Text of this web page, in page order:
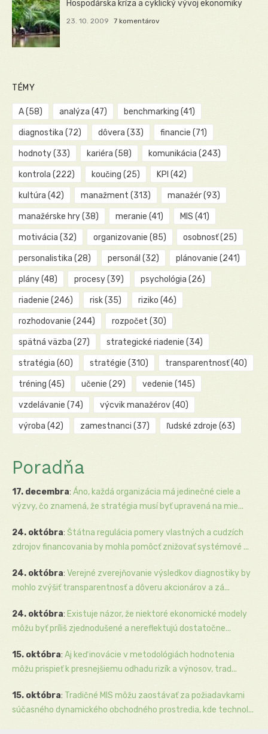
Hospodárska kríza a cyklický vývoj ekonomiky
23. 10. 2009 7 komentárov
TÉMY
A(58) analýza (47) benchmarking (41)
diagnostika (72) dôvera (33) financie (71)
hodnoty(33) kariéra (58) komunikácia (243)
kontrola (222) koučing (25) KPI (42)
kultúra (42) manažment (313) manažér(93)
manažérske hry(38) meranie (41) MIS (41)
motivácia (32) organizovanie (85) osobnosť(25)
personalistika (28) personál (32) plánovanie (241)
plány(48) procesy(39) psychológia (26)
riadenie (246) risk(35) riziko (46)
rozhodovanie (244) rozpočet (30)
spätná väzba (27) strategické riadenie (34)
stratégia (60) stratégie (310) transparentnosť(40)
tréning (45) učenie (29) vedenie (145)
vzdelávanie (74) výcvik manažérov(40)
výroba (42) zamestnanci (37) ľudské zdroje (63)
Poradňa
17. decembra: Áno, každá organizácia má jedinečné ciele a
výzvy, čo znamená, že stratégia musí byť upravená na mie...
24. októbra: Štátna regulácia pomery vlastných a cudzích
zdrojov financovania by mohla pomôcť znižovať systémové ...
24. októbra: Verejné zverejňovanie výsledkov diagnostiky by
mohlo zvýšiť transparentnosť a dôveru akcionárov a zá...
24. októbra: Existuje názor, že niektoré ekonomické modely
môžu byť príliš zjednodušené a nereflektujú dostatočne...
15. októbra: Aj keď inovácie v metodológiách hodnotenia
môžu prispieť k presnejšiemu odhadu rizík a výnosov, trad...
15. októbra: Tradičné MIS môžu zaostávať za požiadavkami
súčasného dynamického obchodného prostredia, kde technol...